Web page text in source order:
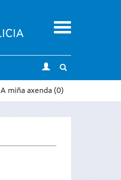
Menu
search
A miña axenda (0)